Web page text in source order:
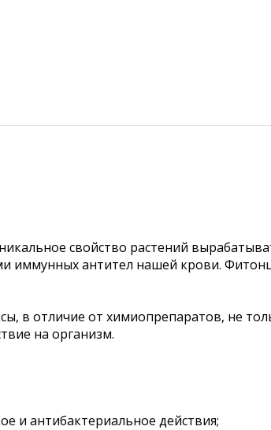
свойство растений
иммунных антител нашей крови.
в отличие от химиопрепаратов, не
на организм.
и антибактериальное действия;